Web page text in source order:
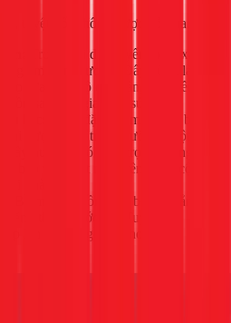
tuyệt đối không được bỏ qua.
Trước khi di chuyển, phải xả
giảm trọng lượng. Đây cũng là
cọ rửa toàn bộ cặn bẩn, rong rêu
bồn sau thời gian dài sử dụng.
lực:
Vị trí đặt bồn mới (mái bê
được kiểm tra kỹ lưỡng. Một
đầy nước sẽ có tổng trọng lượng
bảo vị trí đặt nằm trên dầm, cột
nhà.
Bề mặt đặt bồn phải bằng phẳng,
năng thoát nước tốt. Tuyệt đối
lên bề mặt gồ ghề hoặc